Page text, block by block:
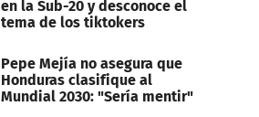
en la Sub-20 y desconoce el
tema de los tiktokers
Pepe Mejía no asegura que
Honduras clasifique al
Mundial 2030: "Sería mentir"